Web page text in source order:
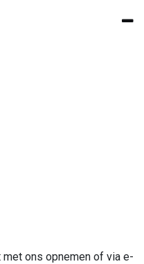
ons opnemen of via e-